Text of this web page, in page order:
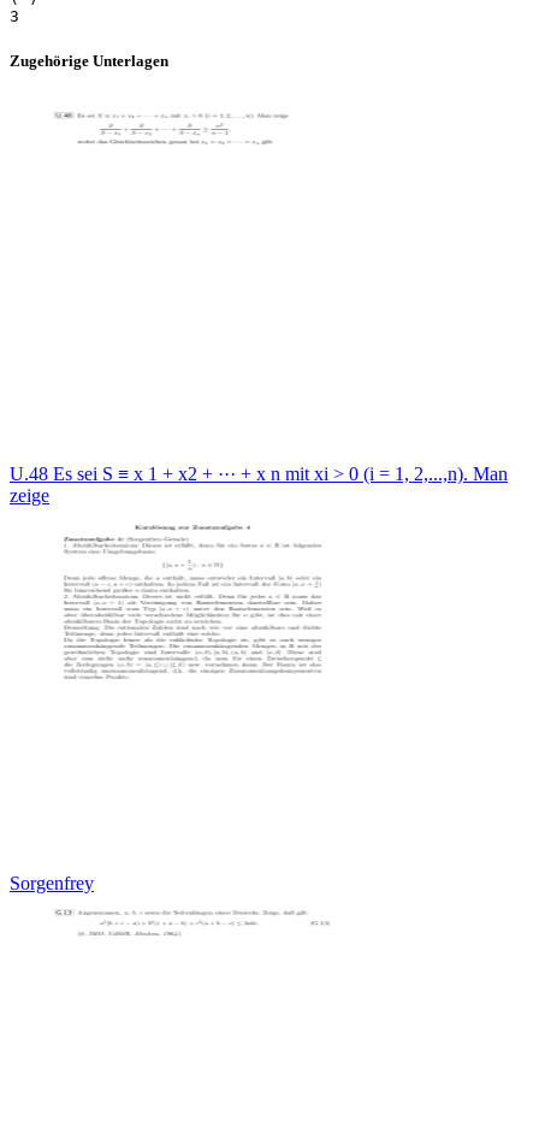
Zugehörige Unterlagen
U.48 Es sei S ≡ x 1 + x2 + ··· + x n mit xi > 0 (i = 1, 2,...,n). Man
zeige
Sorgenfrey